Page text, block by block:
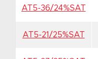
AT5-36/24%SAT
AT5-21/25%SAT